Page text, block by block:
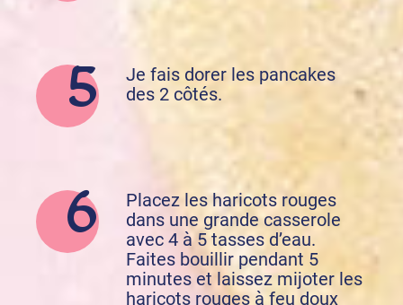
Je fais dorer les pancakes
des 2 côtés.
Placez les haricots rouges
dans une grande casserole
avec 4 à 5 tasses d’eau.
Faites bouillir pendant 5
minutes et laissez mijoter les
haricots rouges à feu doux